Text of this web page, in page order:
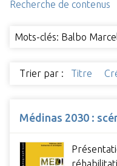
Recherche de contenus
Mots-clés: Balbo
Trier par : Titre
Médinas 2030 :